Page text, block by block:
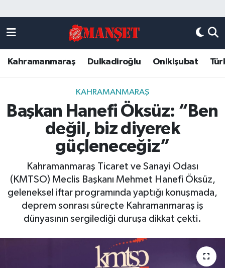
Kahramanmaraş Dulkadiroğlu Onikişubat
KAHRAMANMARAŞ
Başkan Hanefi Öksüz: “Ben
değil, biz diyerek
güçleneceğiz”
Kahramanmaraş Ticaret ve Sanayi Odası
(KMTSO) Meclis Başkanı Mehmet Hanefi Öksüz,
geleneksel iftar programında yaptığı konuşmada,
deprem sonrası süreçte Kahramanmaraş iş
dünyasının sergilediği duruşa dikkat çekti.
DULKADİROĞLU
KAHRAMANMARAŞ
ONİKİŞUBAT
ÖZEL HABER
Künye
Kahramanmaraş Nöbetçi Eczaneler
Kahramanmaraş Hava Durumu
Kahramanmaraş Trafik Yoğunluk Haritası
Süper Lig Puan Durumu ve Fikstür
Tüm Manşetler
Son Dakika Haberleri
Haber Arşivi